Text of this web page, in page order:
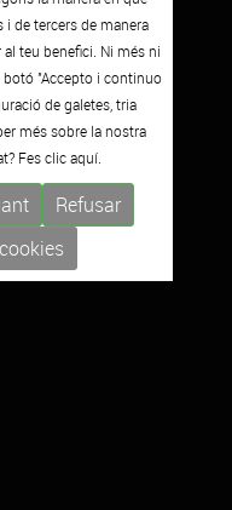
de tercers de manera
teu benefici. Ni més ni
botó "Accepto i continuo
de galetes, tria
més sobre la nostra
Fes clicaquí.
Refusar